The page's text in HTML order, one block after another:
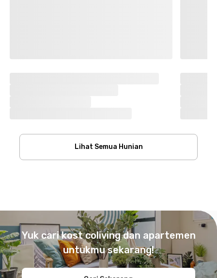
Lihat Semua Hunian
Yuk cari kost coliving dan apartemen
untukmu sekarang!